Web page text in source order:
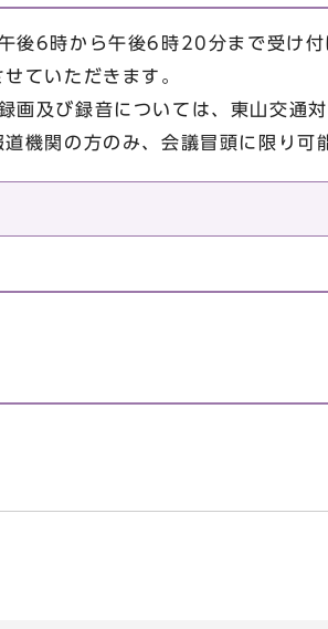
後6時から午後6時20分まで受け
ていただきます。
画及び録音については、東山交通
機関の方のみ、会議冒頭に限り可